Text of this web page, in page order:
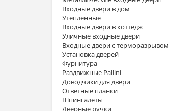
Входные двери в дом
Утепленные
Входные двери в коттедж
Уличные входные двери
Входные двери с терморазрывом
Установка дверей
Фурнитура
Раздвижные Pallini
Доводчики для двери
Ответные планки
Шпингалеты
Дверные ручки